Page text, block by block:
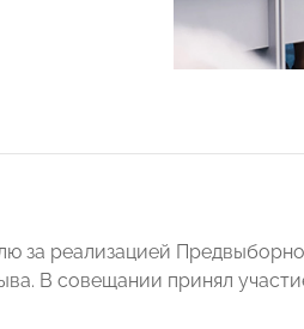
за реализацией
В совещании принял